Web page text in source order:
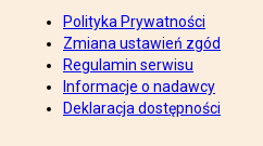
Polityka Prywatności
Zmiana ustawień zgód
Regulamin serwisu
Informacje o nadawcy
Deklaracja dostępności